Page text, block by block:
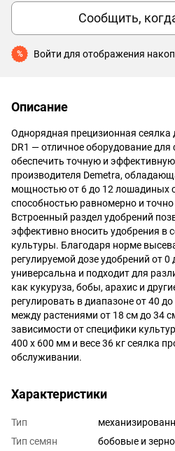
Сообщить,
% Войти для отображения
Описание
Однорядная прецизионная сеялка
DR1 — отличное оборудование
обеспечить точную и
производителя Demetra,
мощностью от 6 до 12 лошадиных
способностью равномерно и точно
Встроенный раздел удобрений
эффективно вносить удобрения в
культуры. Благодаря норме
регулируемой дозе удобрений от 0
универсальна и подходит для
как кукуруза, бобы, арахис и
регулировать в диапазоне от 40
между растениями от 18 см до 34
зависимости от специфики
400 x 600 мм и весе 36 кг сеялка
обслуживании.
Характеристики
Тип
Тип семян
бобовые и